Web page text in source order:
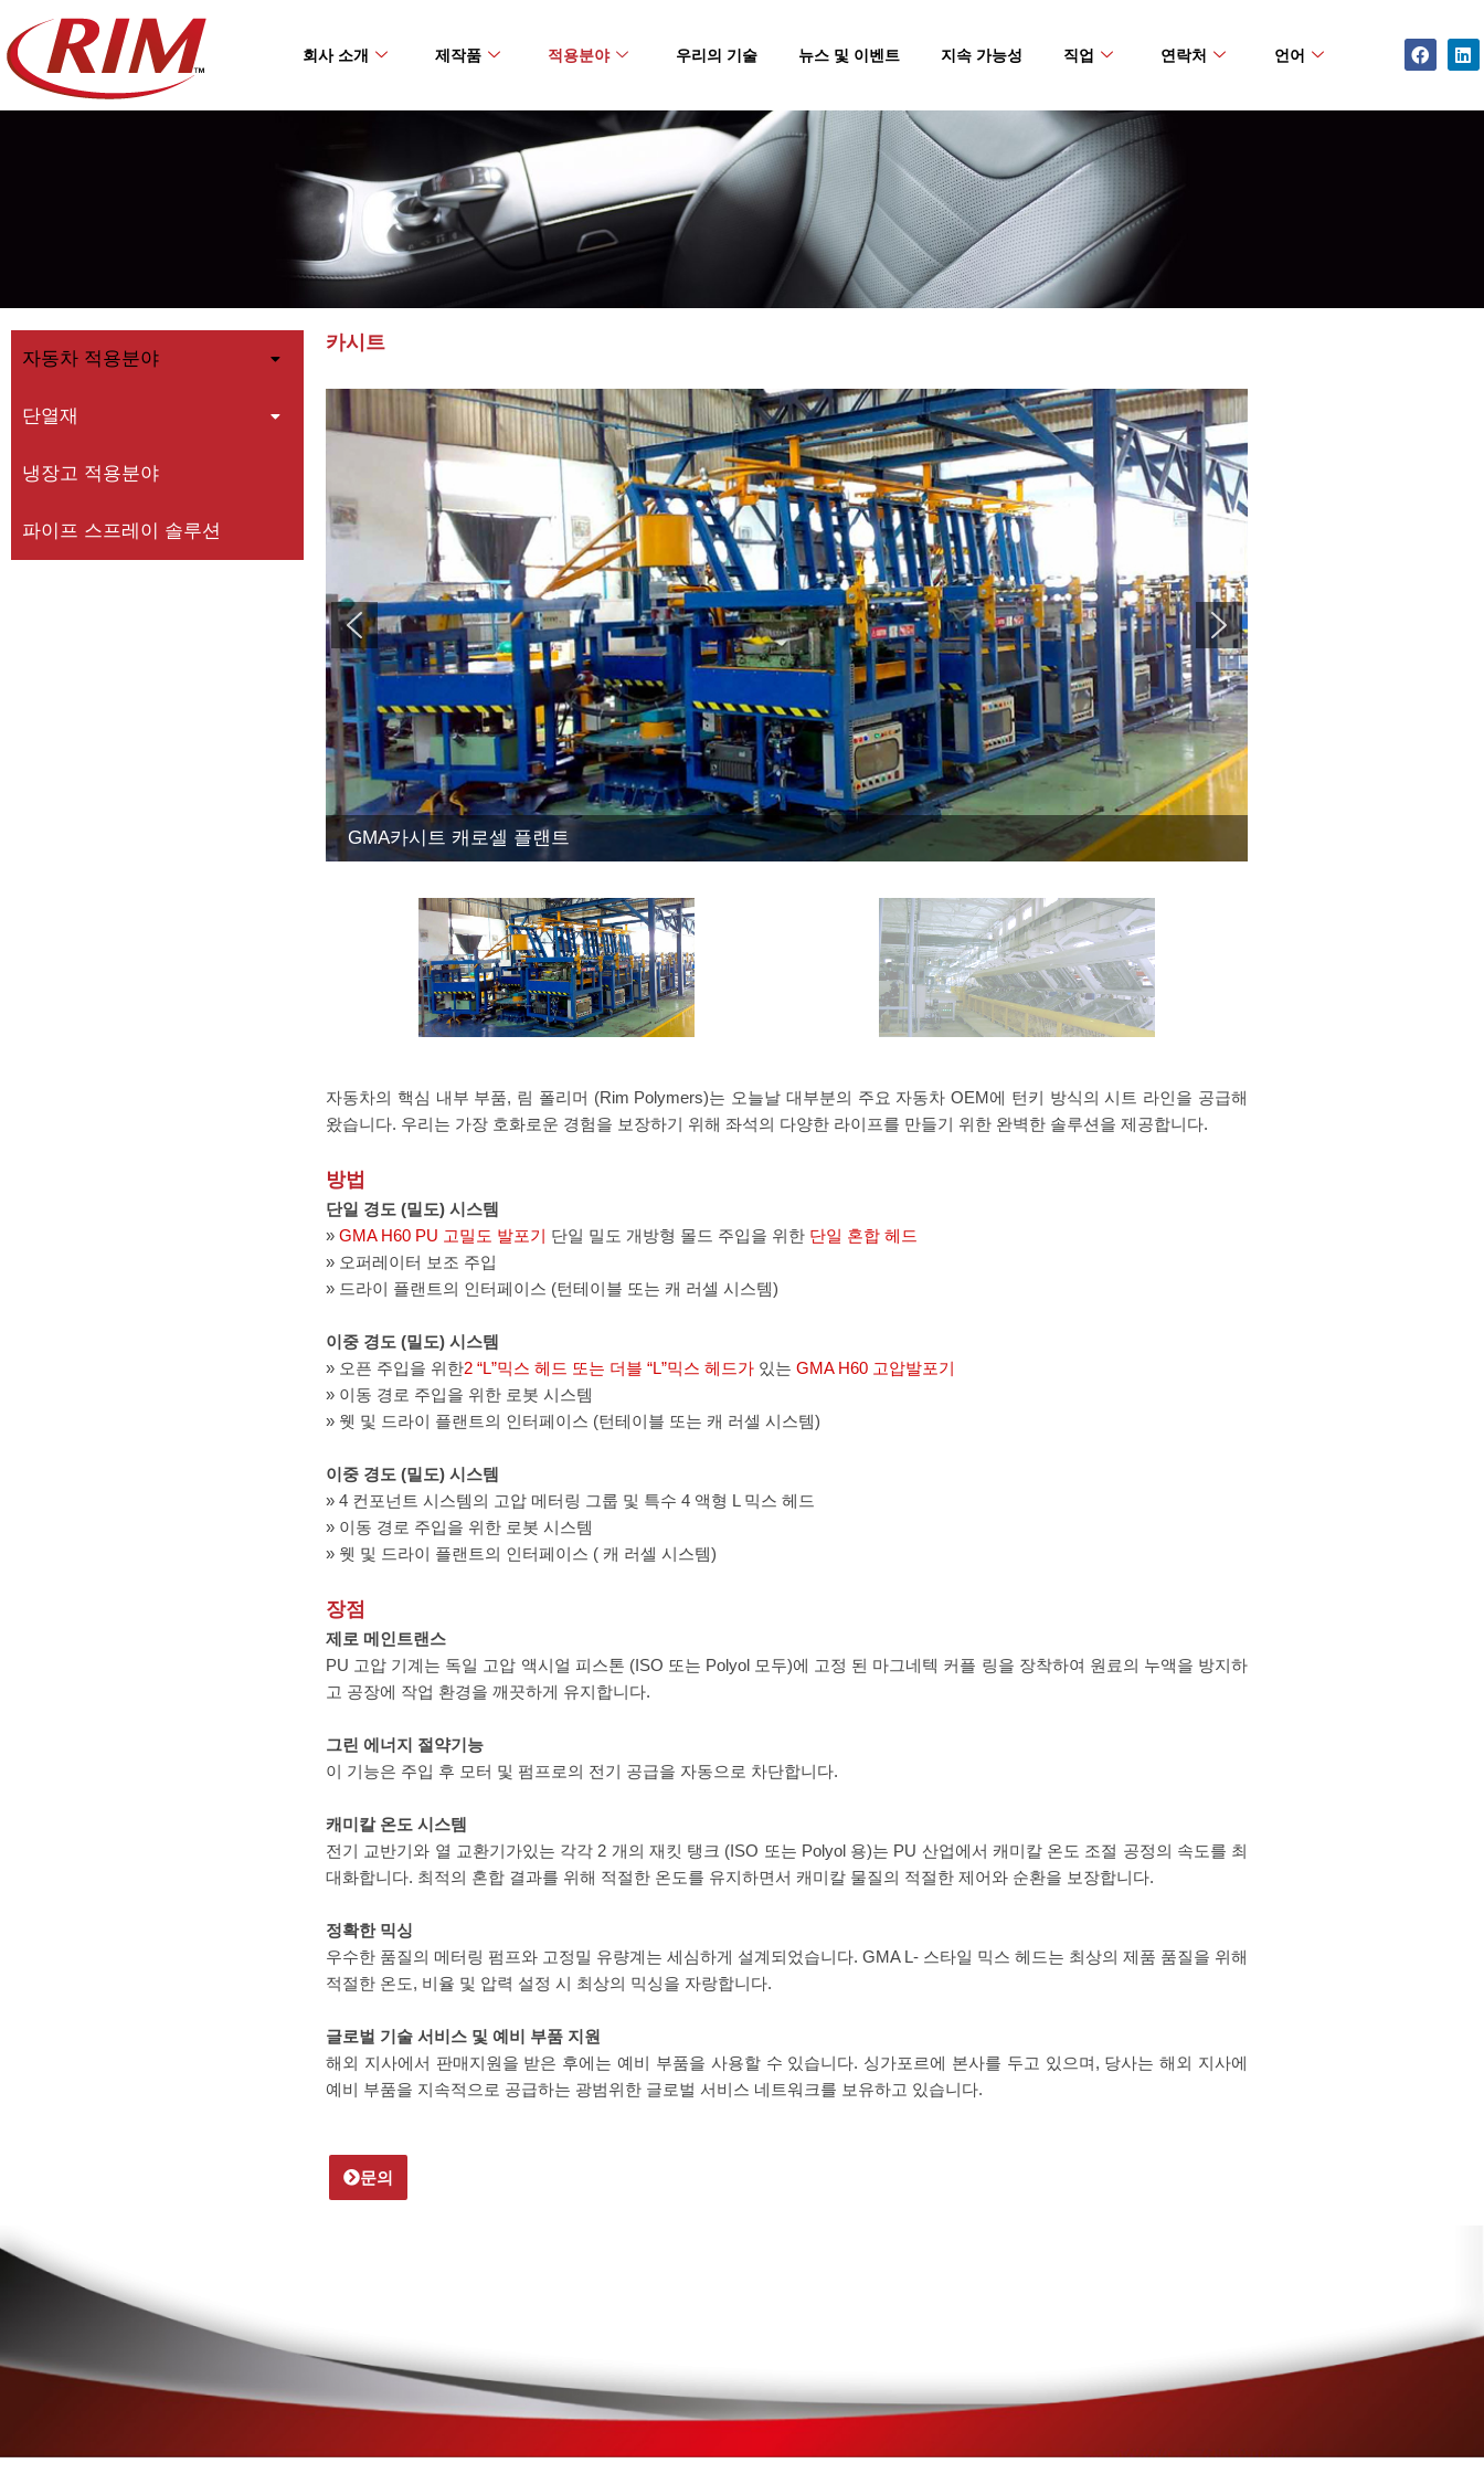
to
content
회사 소개 제작품 적용분야 우리의 기술 뉴스 및 이벤트 지속 가능성 직업 연락처 언어
자동차 적용분야
단열재
냉장고 적용분야
파이프 스프레이 솔루션
카시트
GMA카시트 캐로셀 플랜트
자동차의 핵심 내부 부품, 림 폴리머 (Rim Polymers)는 오늘날 대부분의 주요 자동차 OEM에 턴키 방식의 시트 라인을 공급해
왔습니다. 우리는 가장 호화로운 경험을 보장하기 위해 좌석의 다양한 라이프를 만들기 위한 완벽한 솔루션을 제공합니다.
방법
단일 경도 (밀도) 시스템
» GMA H60 PU 고밀도 발포기 단일 밀도 개방형 몰드 주입을 위한 단일 혼합 헤드
» 오퍼레이터 보조 주입
» 드라이 플랜트의 인터페이스 (턴테이블 또는 캐 러셀 시스템)
이중 경도 (밀도) 시스템
» 오픈 주입을 위한2 “L”믹스 헤드 또는 더블 “L”믹스 헤드가 있는 GMA H60 고압발포기
» 이동 경로 주입을 위한 로봇 시스템
» 웻 및 드라이 플랜트의 인터페이스 (턴테이블 또는 캐 러셀 시스템)
이중 경도 (밀도) 시스템
» 4 컨포넌트 시스템의 고압 메터링 그룹 및 특수 4 액형 L 믹스 헤드
» 이동 경로 주입을 위한 로봇 시스템
» 웻 및 드라이 플랜트의 인터페이스 ( 캐 러셀 시스템)
장점
제로 메인트랜스
PU 고압 기계는 독일 고압 액시얼 피스톤 (ISO 또는 Polyol 모두)에 고정 된 마그네텍 커플 링을 장착하여 원료의 누액을 방지하
고 공장에 작업 환경을 깨끗하게 유지합니다.
그린 에너지 절약기능
이 기능은 주입 후 모터 및 펌프로의 전기 공급을 자동으로 차단합니다.
캐미칼 온도 시스템
전기 교반기와 열 교환기가있는 각각 2 개의 재킷 탱크 (ISO 또는 Polyol 용)는 PU 산업에서 캐미칼 온도 조절 공정의 속도를 최
대화합니다. 최적의 혼합 결과를 위해 적절한 온도를 유지하면서 캐미칼 물질의 적절한 제어와 순환을 보장합니다.
정확한 믹싱
우수한 품질의 메터링 펌프와 고정밀 유량계는 세심하게 설계되었습니다. GMA L- 스타일 믹스 헤드는 최상의 제품 품질을 위해
적절한 온도, 비율 및 압력 설정 시 최상의 믹싱을 자랑합니다.
글로벌 기술 서비스 및 예비 부품 지원
해외 지사에서 판매지원을 받은 후에는 예비 부품을 사용할 수 있습니다. 싱가포르에 본사를 두고 있으며, 당사는 해외 지사에
예비 부품을 지속적으로 공급하는 광범위한 글로벌 서비스 네트워크를 보유하고 있습니다.
문의